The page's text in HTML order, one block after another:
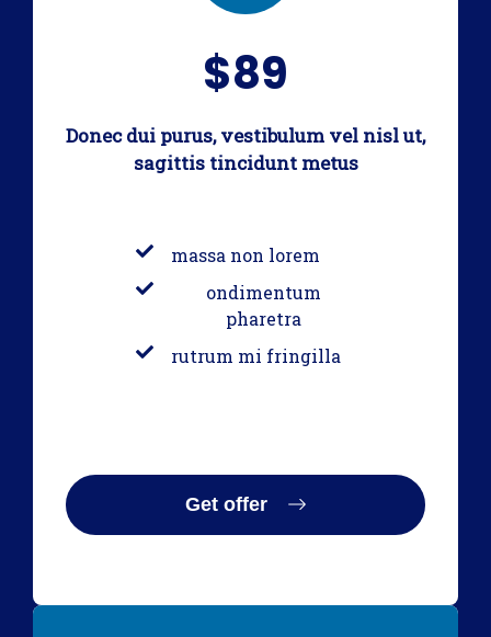
$89
Donec dui purus, vestibulum vel nisl ut,
sagittis tincidunt metus
massa non lorem
ondimentum
pharetra
rutrum mi fringilla
Get offer